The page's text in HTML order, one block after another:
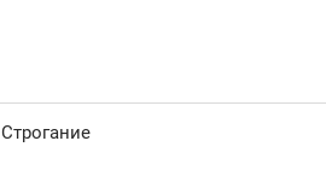
Строгание